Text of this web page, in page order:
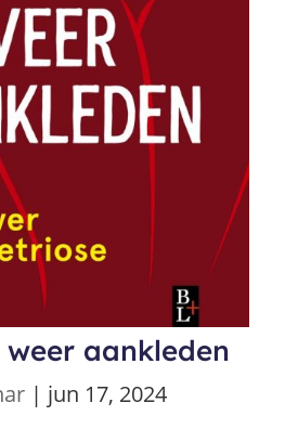
aankleden
| jun 17, 2024